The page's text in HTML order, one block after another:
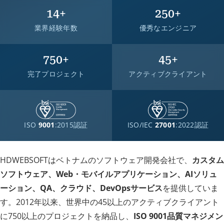
14+
業界経験年数
250+
優秀なエンジニア
750+
完了プロジェクト
45+
アクティブクライアント
ISO 9001 :2015認証 ISO/IEC 27001:2022認証
HDWEBSOFTはベトナムのソフトウェア開発会社で、 カスタム
ソフトウェア、Web・モバイルアプリケーション、AIソリュ
ーション、QA、クラウド、DevOpsサービスを提供していま
す。2012年以来、世界中の45以上のアクティブクライアント
に750以上のプロジェクトを納品し、 ISO 9001品質マネジメン